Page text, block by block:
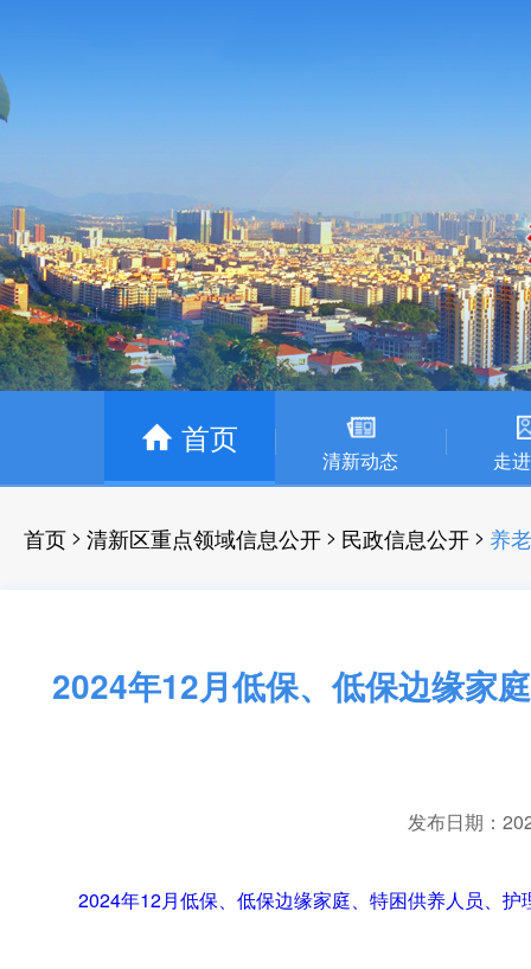
首页
清新动态 走
首页 > 清新区重点领域信息公开 > 民政信息公开 > 养
2024年12月低保、低保边缘家
发布日期：
2024年12月低保、低保边缘家庭、特困供养人员、